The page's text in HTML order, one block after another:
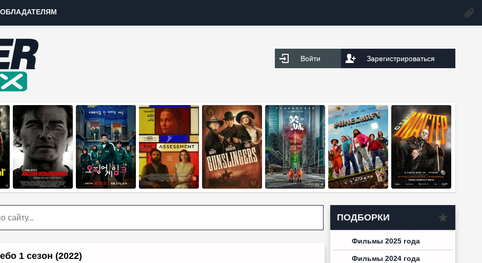
Войти Зарегистрироваться
1 сезон (2022)
ПОДБОРКИ
Фильмы 2025 года
Фильмы 2024 года